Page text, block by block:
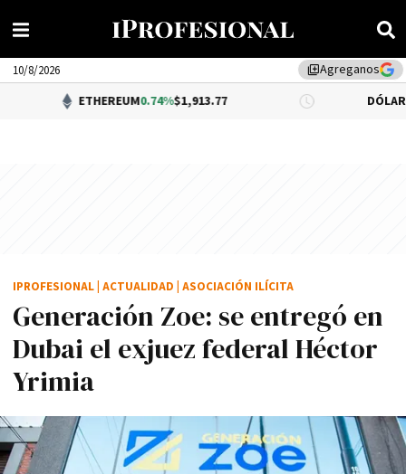
library_addAgreganos
10/8/2026
0.74%$1,913.77 DÓLAR BNA
Generación Zoe: se entregó en
Dubai el exjuez federal Héctor
Yrimia
IPROFESIONAL ACTUALIDAD ASOCIACIÓN ILÍCITA